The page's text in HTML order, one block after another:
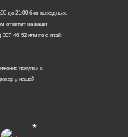
до 21:00 без выходных.
ответит на ваши
007-46-52 или по e-mail:
покупки к
у нашей
*